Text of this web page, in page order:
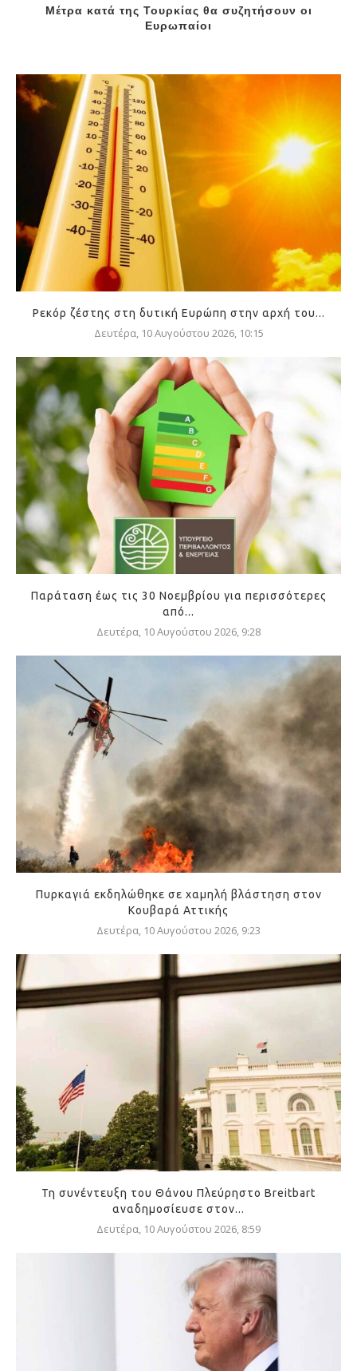
Μέτρα κατά της Τουρκίας θα συζητήσουν οι
Ευρωπαίοι
Ρεκόρ ζέστης στη δυτική Ευρώπη στην αρχή του...
Δευτέρα, 10 Αυγούστου 2026, 10:15
Παράταση έως τις 30 Νοεμβρίου για περισσότερες
από...
Δευτέρα, 10 Αυγούστου 2026, 9:28
Πυρκαγιά εκδηλώθηκε σε χαμηλή βλάστηση στον
Κουβαρά Αττικής
Δευτέρα, 10 Αυγούστου 2026, 9:23
Τη συνέντευξη του Θάνου Πλεύρηστο Breitbart
αναδημοσίευσε στον...
Δευτέρα, 10 Αυγούστου 2026, 8:59